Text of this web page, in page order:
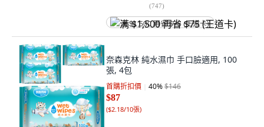
(747)
满 $1,500 再省 $75 (王道卡)
奈森克林 純水濕巾 手口臉適用, 100
張, 4包
首購折扣價 40%$146
$87
($2.18/10張)